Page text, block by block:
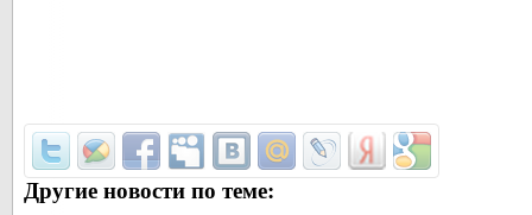
Другие новости по теме: